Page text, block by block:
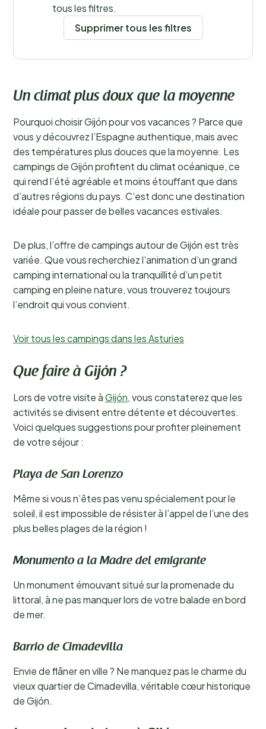
tous les filtres.
Supprimer tous les filtres
Un climat plus doux que la moyenne
Pourquoi choisir Gijón pour vos vacances ? Parce que
vous y découvrez l’Espagne authentique, mais avec
des températures plus douces que la moyenne. Les
campings de Gijón profitent du climat océanique, ce
qui rend l’été agréable et moins étouffant que dans
d’autres régions du pays. C’est donc une destination
idéale pour passer de belles vacances estivales.
De plus, l’offre de campings autour de Gijón est très
variée. Que vous recherchiez l’animation d’un grand
camping international ou la tranquillité d’un petit
camping en pleine nature, vous trouverez toujours
l’endroit qui vous convient.
Voir tous les campings dans les Asturies
Que faire à Gijón ?
Lors de votre visite àGijón, vous constaterez que les
activités se divisent entre détente et découvertes.
Voici quelques suggestions pour profiter pleinement
de votre séjour :
Playa de San Lorenzo
Même si vous n’êtes pas venu spécialement pour le
soleil, il est impossible de résister à l’appel de l’une des
plus belles plages de la région !
Monumento a la Madre del emigrante
Un monument émouvant situé sur la promenade du
littoral, à ne pas manquer lors de votre balade en bord
de mer.
Barrio de Cimadevilla
Envie de flâner en ville ? Ne manquez pas le charme du
vieux quartier de Cimadevilla, véritable cœur historique
de Gijón.